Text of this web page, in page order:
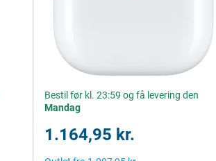
Bestil før kl. 23:59 og få levering den
Mandag
1.164,95 kr.